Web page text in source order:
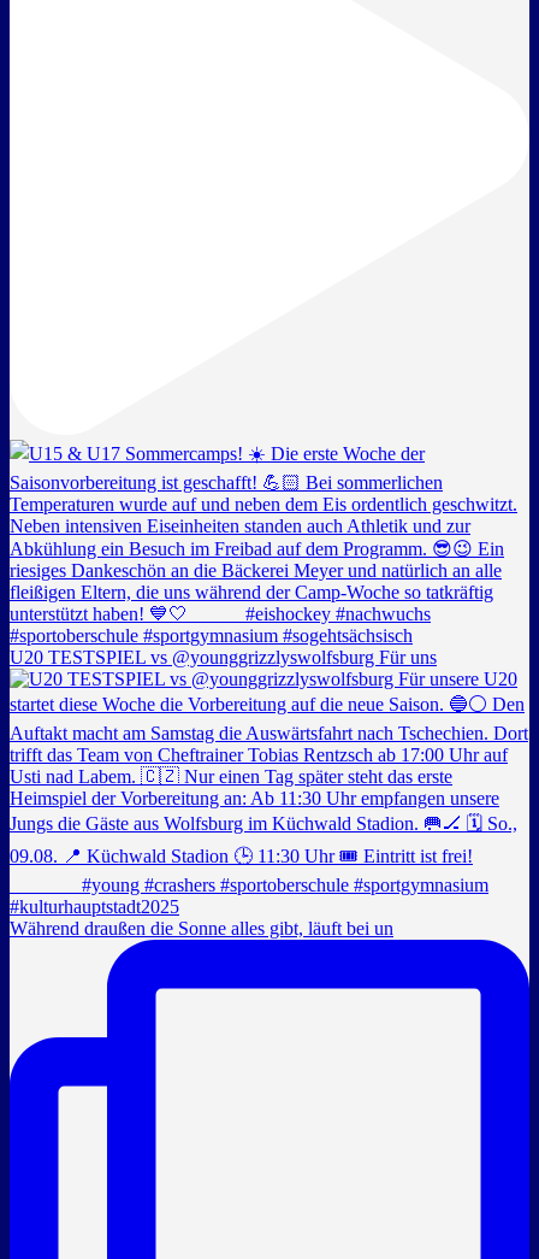
U20 TESTSPIEL vs @younggrizzlyswolfsburg Für uns
Während draußen die Sonne alles gibt, läuft bei un